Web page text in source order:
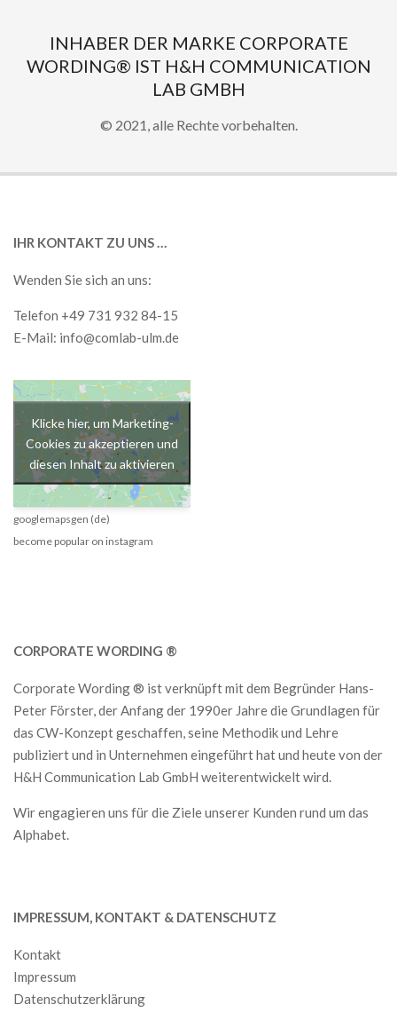
INHABER DER MARKE CORPORATE
WORDING® IST H&H COMMUNICATION
LAB GMBH
© 2021, alle Rechte vorbehalten.
IHR KONTAKT ZU UNS …
Wenden Sie sich an uns:
Telefon +49 731 932 84-15
E-Mail: info@comlab-ulm.de
Klicke hier, um Marketing-
Cookies zu akzeptieren und
diesen Inhalt zu aktivieren
googlemapsgen (de)
become popular on instagram
CORPORATE WORDING ®
Corporate Wording ® ist verknüpft mit dem Begründer Hans-
Peter Förster, der Anfang der 1990er Jahre die Grundlagen für
das CW-Konzept geschaffen, seine Methodik und Lehre
publiziert und in Unternehmen eingeführt hat und heute von der
H&H Communication Lab GmbH weiterentwickelt wird.
Wir engagieren uns für die Ziele unserer Kunden rund um das
Alphabet.
IMPRESSUM, KONTAKT & DATENSCHUTZ
Kontakt
Impressum
Datenschutzerklärung